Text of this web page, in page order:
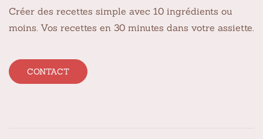
Créer des recettes simple avec 10 ingrédients ou
moins. Vos recettes en 30 minutes dans votre assiette.
CONTACT